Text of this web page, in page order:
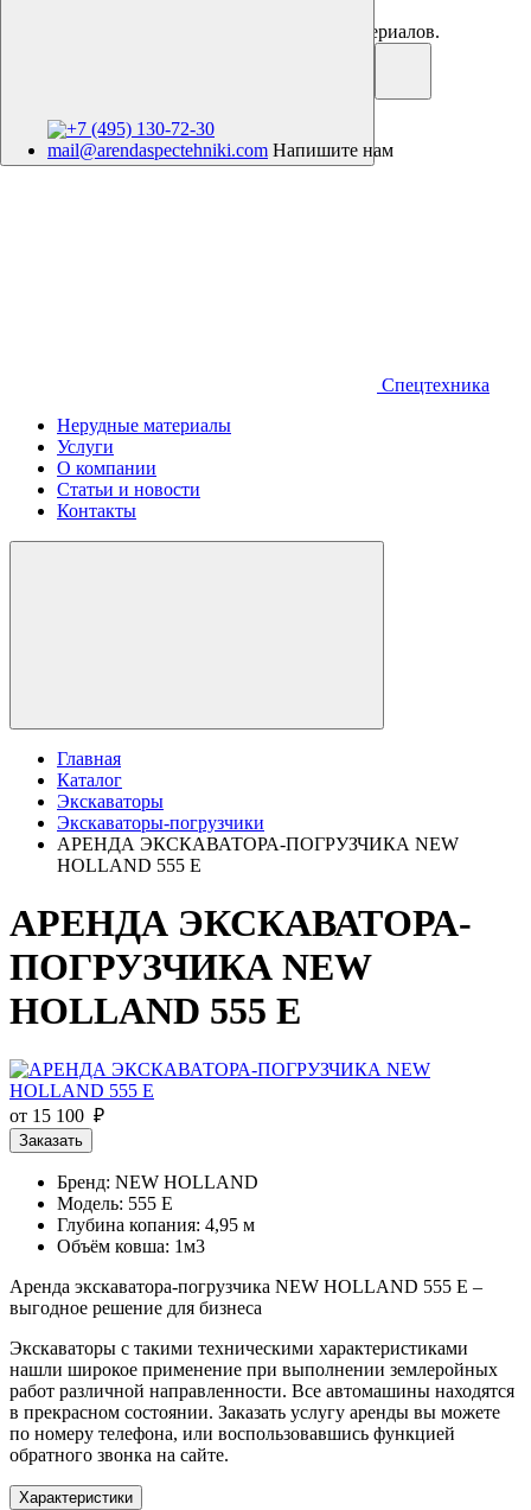
Аренда спецтехники. Продажа нерудных материалов.
+7 (495) 130-72-30
mail@arendaspectehniki.com Напишите нам
Спецтехника
Нерудные материалы
Услуги
О компании
Статьи и новости
Контакты
Главная
Каталог
Экскаваторы
Экскаваторы-погрузчики
АРЕНДА ЭКСКАВАТОРА-ПОГРУЗЧИКА NEW
HOLLAND 555 E
АРЕНДА ЭКСКАВАТОРА-
ПОГРУЗЧИКА NEW
HOLLAND 555 E
от 15 100 ₽
Заказать
Бренд: NEW HOLLAND
Модель: 555 E
Глубина копания: 4,95 м
Объём ковша: 1м3
Аренда экскаватора-погрузчика NEW HOLLAND 555 E –
выгодное решение для бизнеса
Экскаваторы с такими техническими характеристиками
нашли широкое применение при выполнении землеройных
работ различной направленности. Все автомашины находятся
в прекрасном состоянии. Заказать услугу аренды вы можете
по номеру телефона, или воспользовавшись функцией
обратного звонка на сайте.
Характеристики